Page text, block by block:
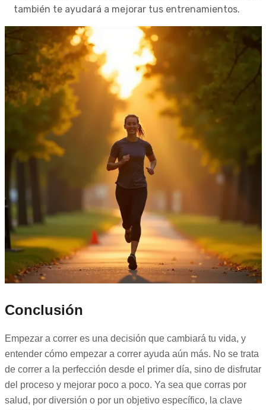
también te ayudará a mejorar tus entrenamientos.
Conclusión
Empezar a correr es una decisión que cambiará tu vida, y
entender cómo empezar a correr ayuda aún más. No se trata
de correr a la perfección desde el primer día, sino de disfrutar
del proceso y mejorar poco a poco. Ya sea que corras por
salud, por diversión o por un objetivo específico, la clave